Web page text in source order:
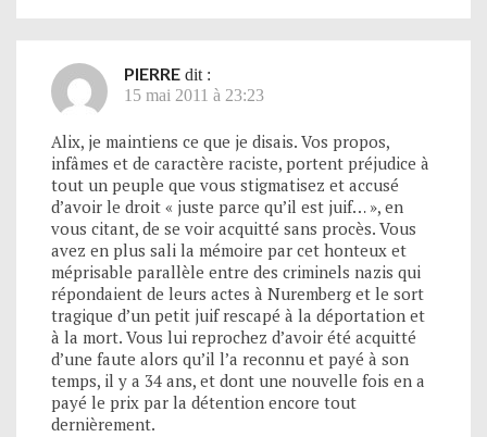
PIERRE dit :
15 mai 2011 à 23:23
Alix, je maintiens ce que je disais. Vos propos,
infâmes et de caractère raciste, portent préjudice à
tout un peuple que vous stigmatisez et accusé
d’avoir le droit « juste parce qu’il est juif… », en
vous citant, de se voir acquitté sans procès. Vous
avez en plus sali la mémoire par cet honteux et
méprisable parallèle entre des criminels nazis qui
répondaient de leurs actes à Nuremberg et le sort
tragique d’un petit juif rescapé à la déportation et
à la mort. Vous lui reprochez d’avoir été acquitté
d’une faute alors qu’il l’a reconnu et payé à son
temps, il y a 34 ans, et dont une nouvelle fois en a
payé le prix par la détention encore tout
dernièrement.